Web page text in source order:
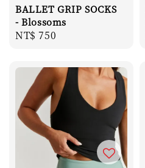
BALLET GRIP SOCKS
- Blossoms
Regular
NT$ 750